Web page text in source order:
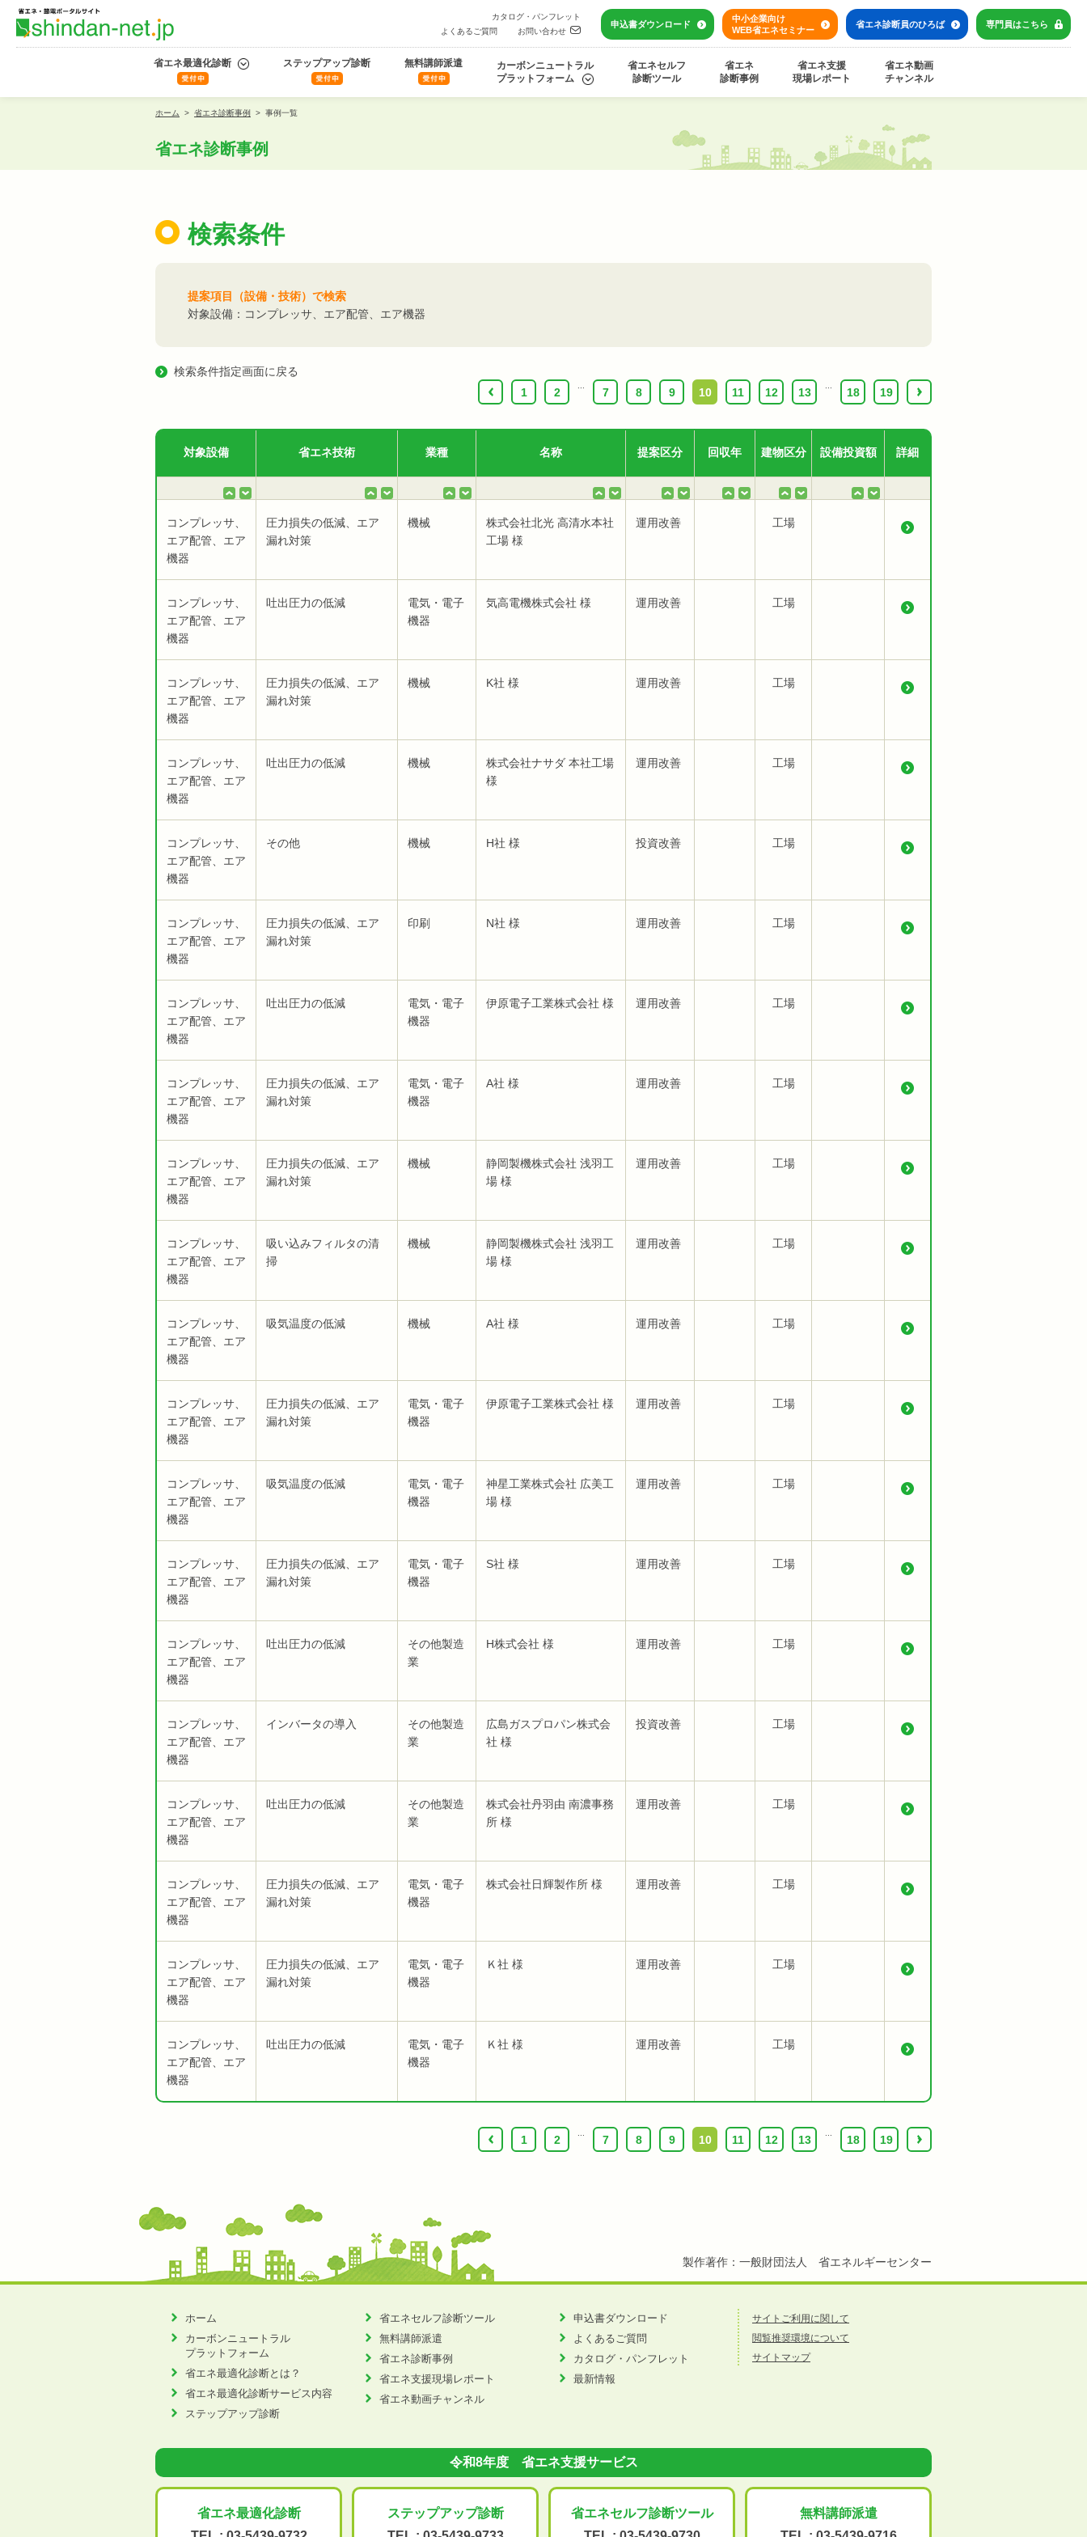
カタログ・パンフレット
よくあるご質問
お問い合わせ
申込書ダウンロード
中小企業向け
WEB省エネセミナー
省エネ診断員のひろば 専門員はこちら
省エネ最適化診断 ステップアップ診断 無料講師派遣
カーボンニュートラル
プラットフォーム
省エネセルフ
診断ツール
省エネ
診断事例
省エネ支援
現場レポート
省エネ動画
チャンネル
ホーム > 省エネ診断事例 > 事例一覧
省エネ診断事例
検索条件
提案項目（設備・技術）で検索
対象設備：コンプレッサ、エア配管、エア機器
検索条件指定画面に戻る
‹
1 2 7 8 9 10 11 12 13 18 19 ›
対象設備 省エネ技術 業種 名称 提案区分 回収年 建物区分 設備投資額 詳細
コンプレッサ、
エア配管、エア
機器
圧力損失の低減、エア
漏れ対策
機械
株式会社北光 高清水本社
工場 様
運用改善 工場
コンプレッサ、
エア配管、エア
機器
吐出圧力の低減
電気・電子
機器
気高電機株式会社 様 運用改善 工場
コンプレッサ、
エア配管、エア
機器
圧力損失の低減、エア
漏れ対策
機械 K社 様 運用改善 工場
コンプレッサ、
エア配管、エア
機器
吐出圧力の低減 機械
株式会社ナサダ 本社工場
様
運用改善 工場
コンプレッサ、
エア配管、エア
機器
その他 機械 H社 様 投資改善 工場
コンプレッサ、
エア配管、エア
機器
圧力損失の低減、エア
漏れ対策
印刷 N社 様 運用改善 工場
コンプレッサ、
エア配管、エア
機器
吐出圧力の低減
電気・電子
機器
伊原電子工業株式会社 様 運用改善 工場
コンプレッサ、
エア配管、エア
機器
圧力損失の低減、エア
漏れ対策
電気・電子
機器
A社 様 運用改善 工場
コンプレッサ、
エア配管、エア
機器
圧力損失の低減、エア
漏れ対策
機械
静岡製機株式会社 浅羽工
場 様
運用改善 工場
コンプレッサ、
エア配管、エア
機器
吸い込みフィルタの清
掃
機械
静岡製機株式会社 浅羽工
場 様
運用改善 工場
コンプレッサ、
エア配管、エア
機器
吸気温度の低減 機械 A社 様 運用改善 工場
コンプレッサ、
エア配管、エア
機器
圧力損失の低減、エア
漏れ対策
電気・電子
機器
伊原電子工業株式会社 様 運用改善 工場
コンプレッサ、
エア配管、エア
機器
吸気温度の低減
電気・電子
機器
神星工業株式会社 広美工
場 様
運用改善 工場
コンプレッサ、
エア配管、エア
機器
圧力損失の低減、エア
漏れ対策
電気・電子
機器
S社 様 運用改善 工場
コンプレッサ、
エア配管、エア
機器
吐出圧力の低減
その他製造
業
H株式会社 様 運用改善 工場
コンプレッサ、
エア配管、エア
機器
インバータの導入
その他製造
業
広島ガスプロパン株式会
社 様
投資改善 工場
コンプレッサ、
エア配管、エア
機器
吐出圧力の低減
その他製造
業
株式会社丹羽由 南濃事務
所 様
運用改善 工場
コンプレッサ、
エア配管、エア
機器
圧力損失の低減、エア
漏れ対策
電気・電子
機器
株式会社日輝製作所 様 運用改善 工場
コンプレッサ、
エア配管、エア
機器
圧力損失の低減、エア
漏れ対策
電気・電子
機器
Ｋ社 様 運用改善 工場
コンプレッサ、
エア配管、エア
機器
吐出圧力の低減
電気・電子
機器
Ｋ社 様 運用改善 工場
‹ 1 2 7 8 9 10 11 12 13 18 19 ›
製作著作：一般財団法人 省エネルギーセンター
ホーム
カーボンニュートラル
プラットフォーム
省エネ最適化診断とは？
省エネ最適化診断サービス内容
ステップアップ診断
省エネセルフ診断ツール
無料講師派遣
省エネ診断事例
省エネ支援現場レポート
省エネ動画チャンネル
申込書ダウンロード
よくあるご質問
カタログ・パンフレット
最新情報
サイトご利用に関して
閲覧推奨環境について
サイトマップ
令和8年度 省エネ支援サービス
省エネ最適化診断
ステップアップ診断
省エネセルフ診断ツール
無料講師派遣